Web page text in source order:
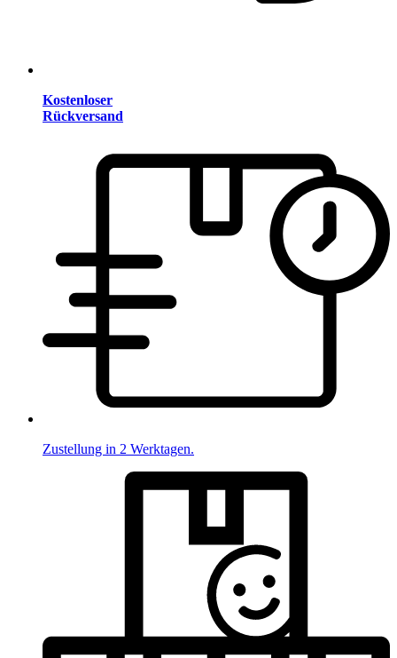
Kostenloser
Rückversand
Zustellung in 2 Werktagen.